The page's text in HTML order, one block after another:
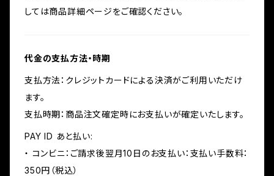
しては商品詳細ページをご確認ください。
代金の支払方法・時期
支払方法：クレジットカードによる決済がご利用いただけ
ます。
支払時期：商品注文確定時にお支払いが確定いたします。
PAY ID あと払い:
・ コンビニ：ご請求後翌月10日のお支払い：支払い手数料：
350円（税込）